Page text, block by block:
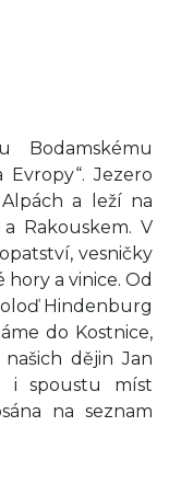
Bodamskému
Jezero
a leží na
Rakouskem. V
vesničky
hory a vinice. Od
Hindenburg
do Kostnice,
dějin Jan
i spoustu míst
na seznam